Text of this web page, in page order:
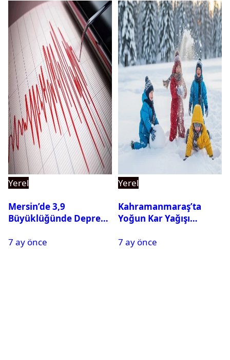
Yerel
Mersin’de 3,9
Büyüklüğünde Deprem
7 ay önce
Yerel
Kahramanmaraş’ta
Yoğun Kar Yağışı
Tatil
7 ay önce